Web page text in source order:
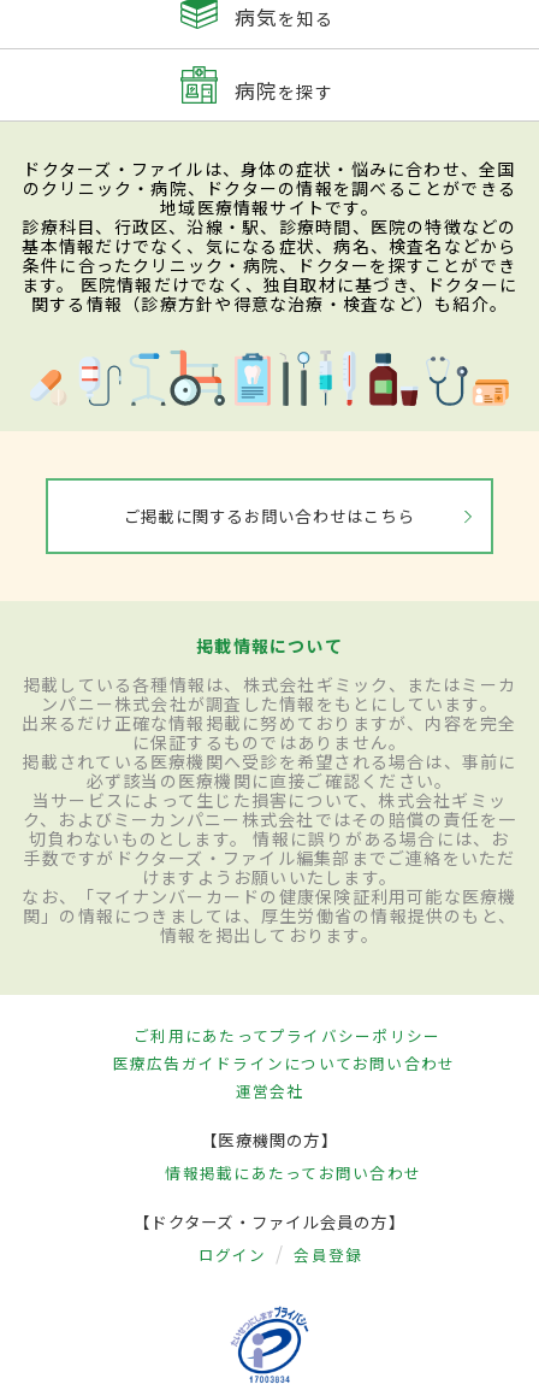
病気を知る
病院を探す
ドクターズ・ファイルは、身体の症状・悩みに合わせ、全国
のクリニック・病院、ドクターの情報を調べることができる
地域医療情報サイトです。
診療科目、行政区、沿線・駅、診療時間、医院の特徴などの
基本情報だけでなく、気になる症状、病名、検査名などから
条件に合ったクリニック・病院、ドクターを探すことができ
ます。 医院情報だけでなく、独自取材に基づき、ドクターに
関する情報（診療方針や得意な治療・検査など）も紹介。
ご掲載に関するお問い合わせはこちら
掲載情報について
掲載している各種情報は、株式会社ギミック、またはミーカ
ンパニー株式会社が調査した情報をもとにしています。
出来るだけ正確な情報掲載に努めておりますが、内容を完全
に保証するものではありません。
掲載されている医療機関へ受診を希望される場合は、事前に
必ず該当の医療機関に直接ご確認ください。
当サービスによって生じた損害について、株式会社ギミッ
ク、およびミーカンパニー株式会社ではその賠償の責任を一
切負わないものとします。 情報に誤りがある場合には、お
手数ですがドクターズ・ファイル編集部までご連絡をいただ
けますようお願いいたします。
なお、「マイナンバーカードの健康保険証利用可能な医療機
関」の情報につきましては、厚生労働省の情報提供のもと、
情報を掲出しております。
ご利用にあたってプライバシーポリシー
医療広告ガイドラインについてお問い合わせ
運営会社
【医療機関の方】
情報掲載にあたって お問い合わせ
【ドクターズ・ファイル会員の方】
ログイン 会員登録